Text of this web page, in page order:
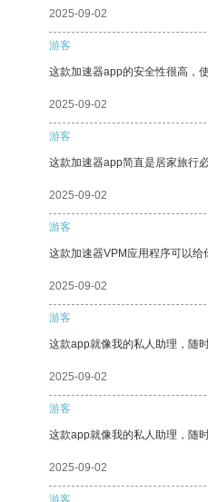
2025-09-02
游客
这款加速器app的安全性很高，
2025-09-02
游客
这款加速器app简直是居家旅行
2025-09-02
游客
这款加速器VPM应用程序可以给
2025-09-02
游客
这款app就像我的私人助理，随
2025-09-02
游客
这款app就像我的私人助理，随
2025-09-02
游客